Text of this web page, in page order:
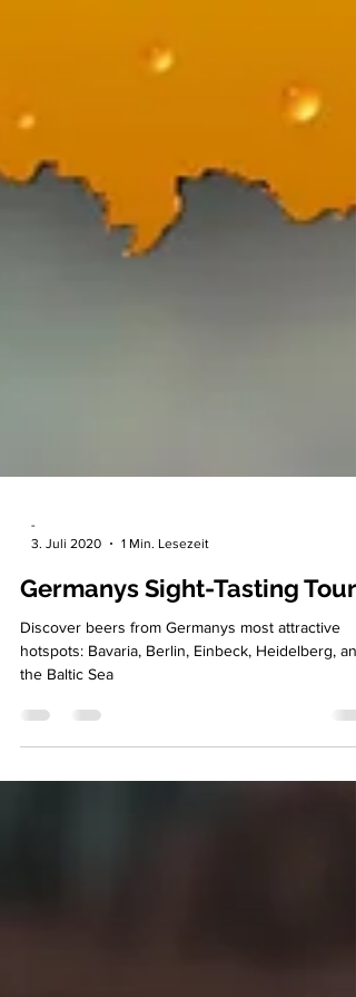
-
3. Juli 2020
1 Min. Lesezeit
Germanys Sight-Tasting Tour
Discover beers from Germanys most attractive